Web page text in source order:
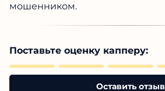
мошенником.
Поставьте оценку капперу:
Оставить отзыв